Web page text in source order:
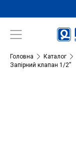
Головна Каталог
Запірний клапан 1/2”